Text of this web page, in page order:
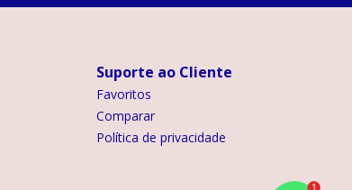
Suporte ao Cliente
Favoritos
Comparar
Política de privacidade
1